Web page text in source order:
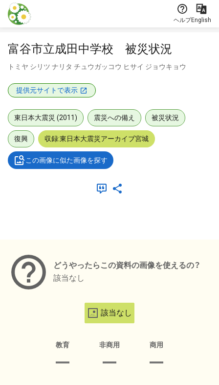
本文に飛ぶ
ヘルプEnglish
富谷市立成田中学校 被災状況
トミヤ シリツ ナリタ チュウガッコウ ヒサイ ジョウキョウ
提供元サイトで表示
東日本大震災 (2011) 震災への備え 被災状況
復興 収録:東日本大震災アーカイブ宮城
この画像に似た画像を探す
どうやったらこの資料の画像を使えるの？
該当なし
該当なし
教育 非商用 商用